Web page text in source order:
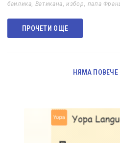
баилика, Ватикана,избор, папа
ПРОЧЕТИ ОЩЕ
НЯМА ПОВЕЧЕ